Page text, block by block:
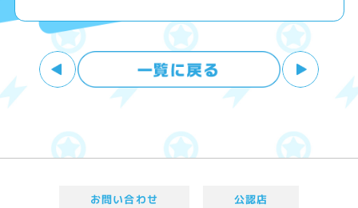
お問い合わせ 公認店